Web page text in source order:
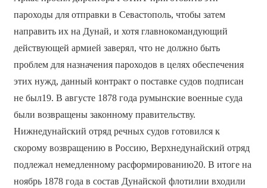
пароходы для отправки в Севастополь, чтобы затем
направить их на Дунай, и хотя главнокомандующий
действующей армией заверял, что не должно быть
проблем для назначения пароходов в целях обеспечения
этих нужд, данный контракт о поставке судов подписан
не был19. В августе 1878 года румынские военные суда
были возвращены законному правительству.
Нижнедунайский отряд речных судов готовился к
скорому возвращению в Россию, Верхнедунайский отряд
подлежал немедленному расформированию20. В итоге на
ноябрь 1878 года в состав Дунайской флотилии входили